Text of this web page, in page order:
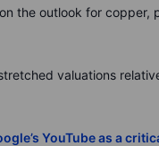
on the outlook for copper,
valuations
YouTube as a